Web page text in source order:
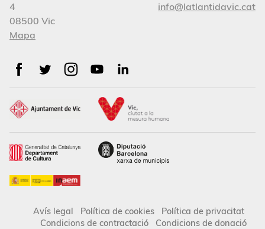
4
08500 Vic
Mapa
info@latlantidavic.cat
Avís legal Política de cookies
Política de privacitat
Condicions de contractació
Condicions de donació